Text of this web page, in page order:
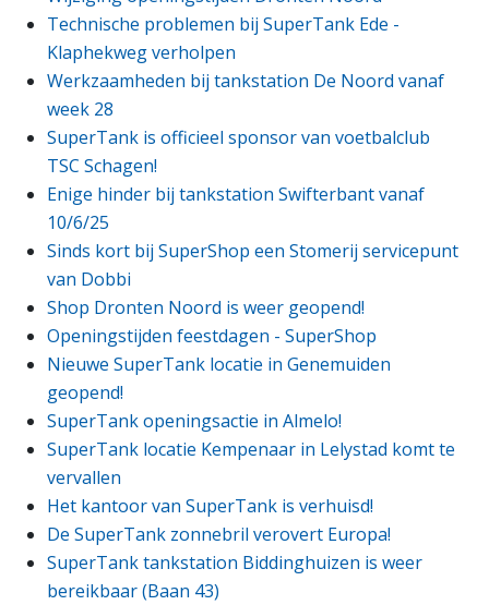
Technische problemen bij SuperTank Ede -
Klaphekweg verholpen
Werkzaamheden bij tankstation De Noord vanaf
week 28
SuperTank is officieel sponsor van voetbalclub
TSC Schagen!
Enige hinder bij tankstation Swifterbant vanaf
10/6/25
Sinds kort bij SuperShop een Stomerij servicepunt
van Dobbi
Shop Dronten Noord is weer geopend!
Openingstijden feestdagen - SuperShop
Nieuwe SuperTank locatie in Genemuiden
geopend!
SuperTank openingsactie in Almelo!
SuperTank locatie Kempenaar in Lelystad komt te
vervallen
Het kantoor van SuperTank is verhuisd!
De SuperTank zonnebril verovert Europa!
SuperTank tankstation Biddinghuizen is weer
bereikbaar (Baan 43)